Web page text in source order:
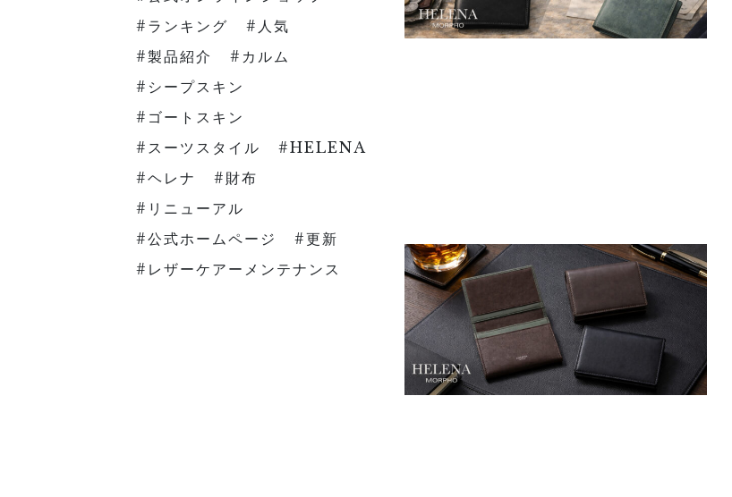
ランキング
人気
製品紹介
カルム
シープスキン
ゴートスキン
スーツスタイル
HELENA
ヘレナ
財布
リニューアル
公式ホームページ
更新
レザーケアーメンテナンス